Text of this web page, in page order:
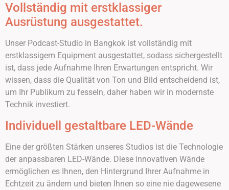
Vollständig mit erstklassiger
Ausrüstung ausgestattet.
Unser Podcast-Studio in Bangkok ist vollständig mit
erstklassigem Equipment ausgestattet, sodass sichergestellt
ist, dass jede Aufnahme Ihren Erwartungen entspricht. Wir
wissen, dass die Qualität von Ton und Bild entscheidend ist,
um Ihr Publikum zu fesseln, daher haben wir in modernste
Technik investiert.
Individuell gestaltbare LED-Wände
Eine der größten Stärken unseres Studios ist die Technologie
der anpassbaren LED-Wände. Diese innovativen Wände
ermöglichen es Ihnen, den Hintergrund Ihrer Aufnahme in
Echtzeit zu ändern und bieten Ihnen so eine nie dagewesene